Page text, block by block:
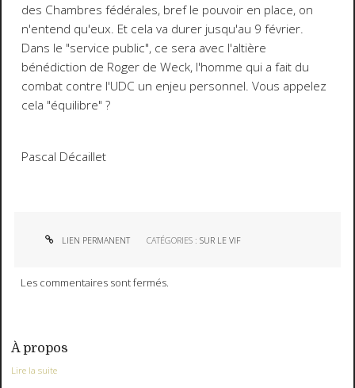
des Chambres fédérales, bref le pouvoir en place, on
n'entend qu'eux. Et cela va durer jusqu'au 9 février.
Dans le "service public", ce sera avec l'altière
bénédiction de Roger de Weck, l'homme qui a fait du
combat contre l'UDC un enjeu personnel. Vous appelez
cela "équilibre" ?
Pascal Décaillet
LIEN PERMANENT CATÉGORIES :SUR LE VIF
Les commentaires sont fermés.
À propos
Lire la suite